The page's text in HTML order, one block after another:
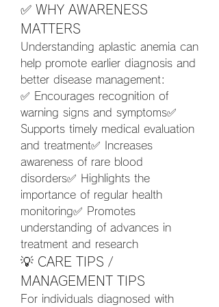
✅ WHY AWARENESS
MATTERS
Understanding aplastic anemia can
help promote earlier diagnosis and
better disease management:
✅ Encourages recognition of
warning signs and symptoms✅
Supports timely medical evaluation
and treatment✅ Increases
awareness of rare blood
disorders✅ Highlights the
importance of regular health
monitoring✅ Promotes
understanding of advances in
treatment and research
💡 CARE TIPS /
MANAGEMENT TIPS
For individuals diagnosed with